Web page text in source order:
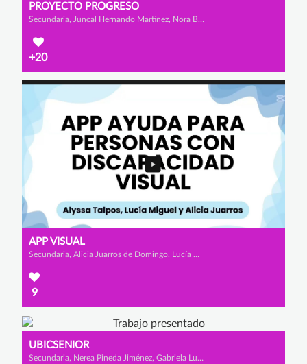
PROYECTO PROGRESO
Secundaria, Juncal Hernando Martínez, Nora Barbadillo Cuesta y Erika Arija del Olmo
+20
APP VISUAL
Secundaria, Alicia Juarros de Domingo, Lucía Miguel Rioseras y Alyssa Talpos
9
UBICSENIOR
Secundaria, Nerea Pineda Jiménez, Gabriela Luque Barahona y Carla Gómez Tello